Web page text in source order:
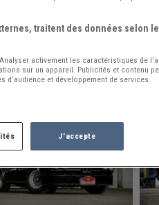
traitent des données selon
activement les caractéristiques de
sur un appareil. Publicités et contenu
d’audience et développement de services.
J'accepte